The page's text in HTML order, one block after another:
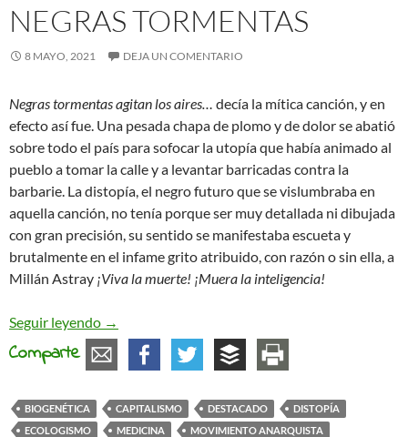
NEGRAS TORMENTAS
8 MAYO, 2021 DEJA UN COMENTARIO
Negras tormentas agitan los aires… decía la mítica canción, y en
efecto así fue. Una pesada chapa de plomo y de dolor se abatió
sobre todo el país para sofocar la utopía que había animado al
pueblo a tomar la calle y a levantar barricadas contra la
barbarie. La distopía, el negro futuro que se vislumbraba en
aquella canción, no tenía porque ser muy detallada ni dibujada
con gran precisión, su sentido se manifestaba escueta y
brutalmente en el infame grito atribuido, con razón o sin ella, a
Millán Astray ¡Viva la muerte! ¡Muera la inteligencia!
Seguir leyendo Negras tormentas
→
Comparte
BIOGENÉTICA CAPITALISMO DESTACADO
DISTOPÍA
ECOLOGISMO
MEDICINA
MOVIMIENTO ANARQUISTA